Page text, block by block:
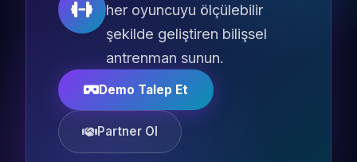
her oyuncuyu ölçülebilir
şekilde geliştiren bilişsel
antrenman sunun.
Demo Talep Et
Partner Ol